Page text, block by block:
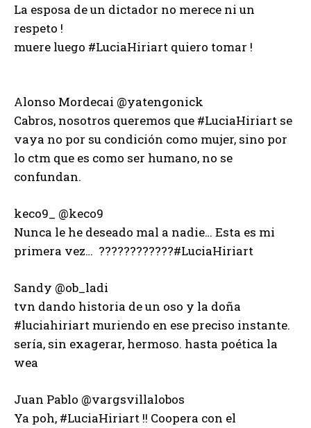
La esposa de un dictador no merece ni un
respeto !
muere luego #LuciaHiriart quiero tomar !
Alonso Mordecai ‏@yatengonick
Cabros, nosotros queremos que #LuciaHiriart se
vaya no por su condición como mujer, sino por
lo ctm que es como ser humano, no se
confundan.
keco9_ ‏@keco9
Nunca le he deseado mal a nadie… Esta es mi
primera vez… ????????????#LuciaHiriart
Sandy ‏@ob_ladi
tvn dando historia de un oso y la doña
#luciahiriart muriendo en ese preciso instante.
sería, sin exagerar, hermoso. hasta poética la
wea
Juan Pablo ‏@vargsvillalobos
Ya poh, #LuciaHiriart !! Coopera con el